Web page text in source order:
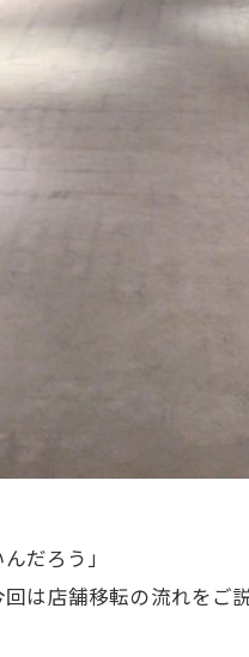
だろう」
は店舗移転の流れをご説